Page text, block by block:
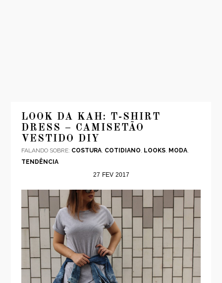
MODA
VIAGENS
LOOKS
VÍDEOS
CONTATO
LOOK DA KAH: T-SHIRT
DRESS – CAMISETÃO
VESTIDO DIY
FALANDO SOBRE: COSTURA, COTIDIANO, LOOKS, MODA,
TENDÊNCIA
27 FEV 2017